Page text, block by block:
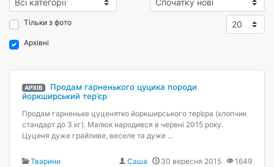
Тільки з фото
Архівні
АРХІВ
Продам гарненького цуцика породи
йоркширський тер’єр
Продам гарненьке цуценятко йоркширського тер’єра (хлопчик
стандарт до 3 кг). Малюк народився в червні 2015 року.
Цуценя дуже грайливе, веселе та дуже ...
Тварини 1649
30 вересня 2015
Саша